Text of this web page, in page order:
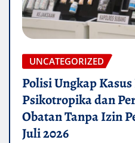
UNCATEGORIZED
Polisi Ungkap
Psikotropika dan
Obatan Tanpa Izin
Juli 2026